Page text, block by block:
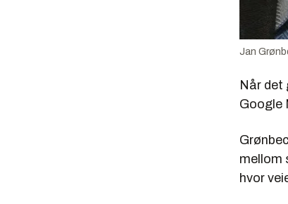
Jan
Når det
Google
mellom
hvor